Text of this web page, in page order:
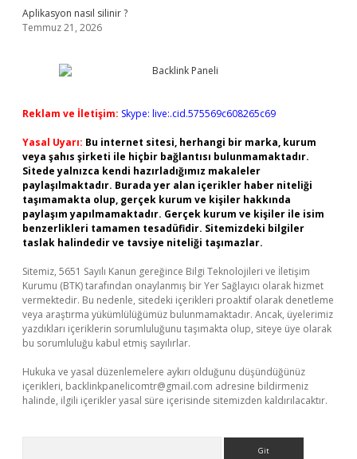
Aplikasyon nasıl silinir ?
Temmuz 21, 2026
Reklam ve İletişim: Skype: live:.cid.575569c608265c69
Yasal Uyarı: Bu internet sitesi, herhangi bir marka, kurum
veya şahıs şirketi ile hiçbir bağlantısı bulunmamaktadır.
Sitede yalnızca kendi hazırladığımız makaleler
paylaşılmaktadır. Burada yer alan içerikler haber niteliği
taşımamakta olup, gerçek kurum ve kişiler hakkında
paylaşım yapılmamaktadır. Gerçek kurum ve kişiler ile isim
benzerlikleri tamamen tesadüfidir. Sitemizdeki bilgiler
taslak halindedir ve tavsiye niteliği taşımazlar.
Sitemiz, 5651 Sayılı Kanun gereğince Bilgi Teknolojileri ve İletişim
Kurumu (BTK) tarafından onaylanmış bir Yer Sağlayıcı olarak hizmet
vermektedir. Bu nedenle, sitedeki içerikleri proaktif olarak denetleme
veya araştırma yükümlülüğümüz bulunmamaktadır. Ancak, üyelerimiz
yazdıkları içeriklerin sorumluluğunu taşımakta olup, siteye üye olarak
bu sorumluluğu kabul etmiş sayılırlar.
Hukuka ve yasal düzenlemelere aykırı olduğunu düşündüğünüz
içerikleri, backlinkpanelicomtr@gmail.com adresine bildirmeniz
halinde, ilgili içerikler yasal süre içerisinde sitemizden kaldırılacaktır.